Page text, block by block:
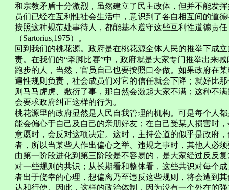
和宗教矛盾十分激烈，虽然建立了民主政体，但并不能发
员们已经在互利性社会生活中，意识到了各自相互间的道
按照这种规范处事待人，都能基本遵守这些互利性道德责
（Sartorius,1975）。
回到我们的桃花源。政府是在桃花源全体人民的推举下成
责。在我们的“牵脚比赛”中，政府就是大家专门推举出来
跑步的人，当然，官员自己也要按照口令做。如果政府在
遍性规则负责，社会成员们对它的信任就会下降；就好比
则马马虎虎、敷衍了事，那自然会激起大家不满；这种不
会要求政府纠正这样的行为。
桃花源里的政府显然是人民自我管理的机构。可是每个人
能会偏心于自己及自己的亲朋好友；在自己受某人损害时
意愿时，会反对这项决定。这时，主持公道的似乎是政府
者，所以当某些人作出偏心之举、违规之事时，其他人必
由第一阶段进化到第三阶段是不容易的，是大家经过反反
对一些规则的共识；从长期看和整体看，这些共识对每个
者出于侥幸的心理，想偏离乃至违反这些规则，将会遭到
达和行使。因此，这样的政治体制，因为没有一个外在的